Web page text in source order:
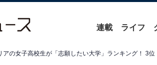
連載 ライフ
アの女子高校生が「志願したい大学」ランキング！ 3